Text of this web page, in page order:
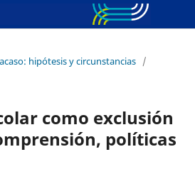
hipótesis y circunstancias /
como exclusión
políticas